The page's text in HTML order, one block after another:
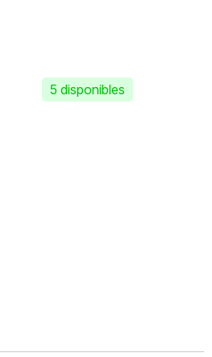
5 disponibles